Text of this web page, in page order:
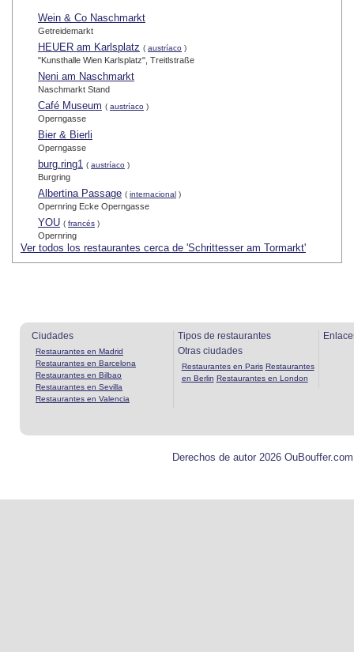
Wein & Co Naschmarkt
Getreidemarkt
HEUER am Karlsplatz ( austríaco )
"Kunsthalle Wien Karlsplatz", Treitlstraße
Neni am Naschmarkt
Naschmarkt Stand
Café Museum ( austríaco )
Operngasse
Bier & Bierli
Operngasse
burg.ring1 ( austríaco )
Burgring
Albertina Passage ( internacional )
Opernring Ecke Operngasse
YOU ( francés )
Opernring
Ver todos los restaurantes cerca de 'Schrittesser am Tormarkt'
Ciudades
Restaurantes en Madrid
Restaurantes en Barcelona
Restaurantes en Bilbao
Restaurantes en Sevilla
Restaurantes en Valencia
Tipos de restaurantes
Otras ciudades
Restaurantes en Paris Restaurantes
en Berlin Restaurantes en London
Derechos de autor 2026